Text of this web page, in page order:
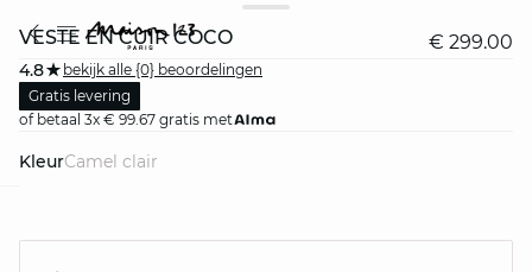
VESTE EN CUIR COCO € 299.00
4.8
bekijk alle {0} beoordelingen
Gratis levering
of betaal 3x € 99.67 gratis met
Kleur camel clair